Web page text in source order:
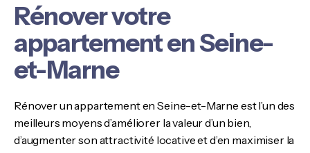
Rénover votre
appartement en Seine-
et-Marne
Rénover un appartement en Seine-et-Marne est l’un des
meilleurs moyens d’améliorer la valeur d’un bien,
d’augmenter son attractivité locative et d’en maximiser la